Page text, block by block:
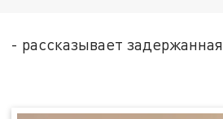
- рассказывает задержанная.